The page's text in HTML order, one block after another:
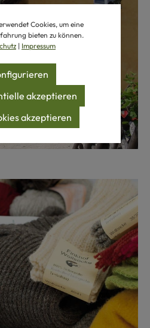
Cookies, um eine
bieten zu können.
| Impressum
akzeptieren
akzeptieren